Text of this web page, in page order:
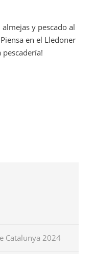
y pescado al
en el Lledoner
pescadería!
Catalunya 2024